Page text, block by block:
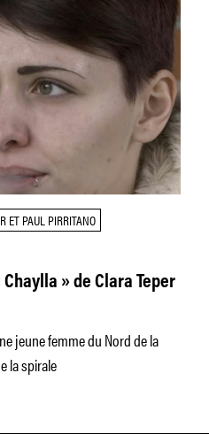
ET PAUL PIRRITANO
» de Clara Teper
jeune femme du Nord de la
la spirale